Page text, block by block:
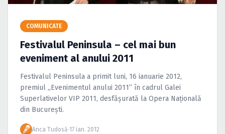
Caută în site...
COMUNICATE
Festivalul Peninsula – cel mai bun
eveniment al anului 2011
Festivalul Peninsula a primit luni, 16 ianuarie 2012,
premiul „Evenimentul anului 2011” în cadrul Galei
Superlativelor VIP 2011, desfăşurată la Opera Naţională
din Bucureşti.
Anca Tudosă·17 ian. 2012